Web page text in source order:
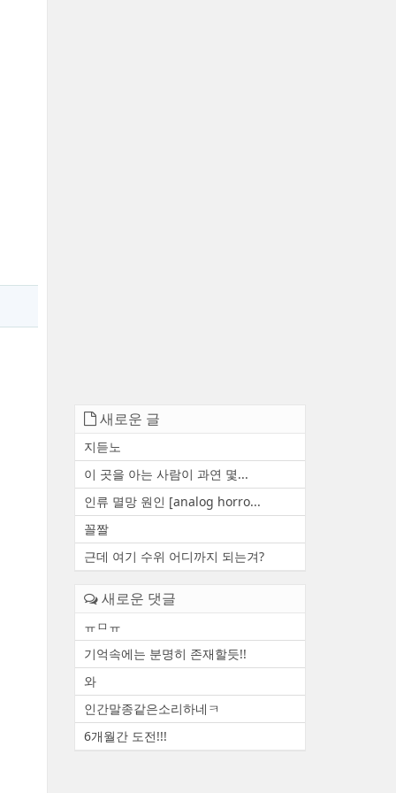
새로운 글
지듣노
이 곳을 아는 사람이 과연 몇...
인류 멸망 원인 [analog horro...
꼴짤
근데 여기 수위 어디까지 되는겨?
새로운 댓글
ㅠㅁㅠ
기억속에는 분명히 존재할듯!!
와
인간말종같은소리하네ㅋ
6개월간 도전!!!